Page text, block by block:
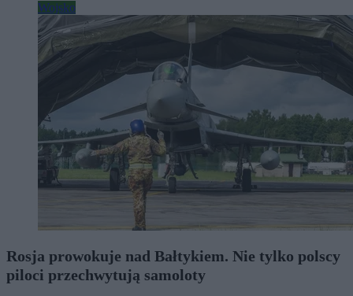
Wojsko
Rosja prowokuje nad Bałtykiem. Nie tylko polscy
piloci przechwytują samoloty